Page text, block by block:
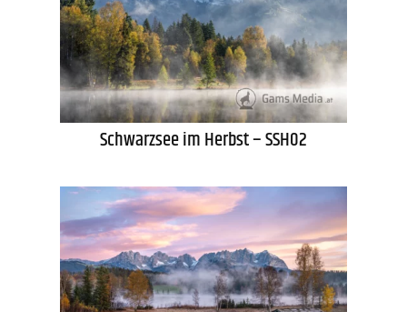
Schwarzsee im Herbst – SSH02